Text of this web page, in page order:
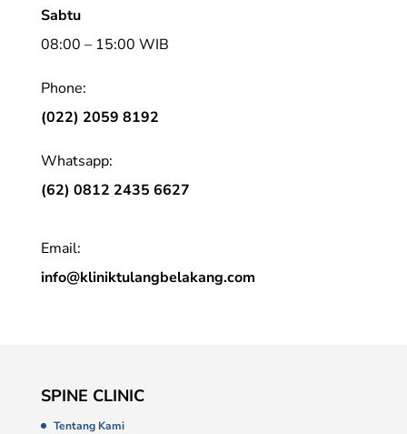
Sabtu
08:00 – 15:00 WIB
Phone:
(022) 2059 8192
Whatsapp:
(62) 0812 2435 6627
Email:
info@kliniktulangbelakang.com
SPINE CLINIC
Tentang Kami